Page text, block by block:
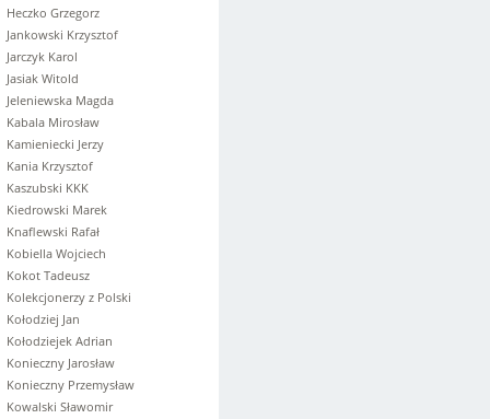
Heczko Grzegorz
Jankowski Krzysztof
Jarczyk Karol
Jasiak Witold
Jeleniewska Magda
Kabala Mirosław
Kamieniecki Jerzy
Kania Krzysztof
Kaszubski KKK
Kiedrowski Marek
Knaflewski Rafał
Kobiella Wojciech
Kokot Tadeusz
Kolekcjonerzy z Polski
Kołodziej Jan
Kołodziejek Adrian
Konieczny Jarosław
Konieczny Przemysław
Kowalski Sławomir